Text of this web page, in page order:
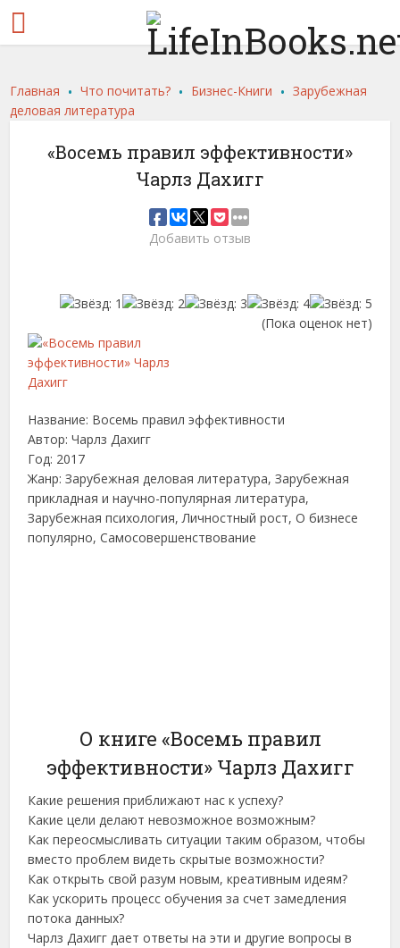
Главная .Что почитать? . Бизнес-Книги .Зарубежная
деловая литература
«Восемь правил эффективности»
Чарлз Дахигг
Добавить отзыв
(Пока оценок нет)
Название: Восемь правил эффективности
Автор: Чарлз Дахигг
Год: 2017
Жанр: Зарубежная деловая литература, Зарубежная
прикладная и научно-популярная литература,
Зарубежная психология, Личностный рост, О бизнесе
популярно, Самосовершенствование
О книге «Восемь правил
эффективности» Чарлз Дахигг
Какие решения приближают нас к успеху?
Какие цели делают невозможное возможным?
Как переосмысливать ситуации таким образом, чтобы
вместо проблем видеть скрытые возможности?
Как открыть свой разум новым, креативным идеям?
Как ускорить процесс обучения за счет замедления
потока данных?
Чарлз Дахигг дает ответы на эти и другие вопросы в